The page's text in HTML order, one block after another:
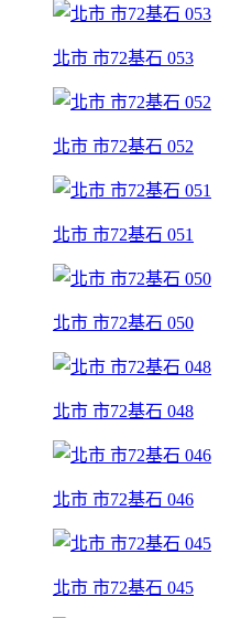
北市 市72基石 053
北市 市72基石 052
北市 市72基石 051
北市 市72基石 050
北市 市72基石 048
北市 市72基石 046
北市 市72基石 045